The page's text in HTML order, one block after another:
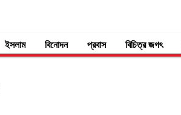
ইসলাম বিনোদন প্রবাস বিচিত্র জগৎ